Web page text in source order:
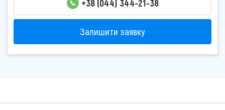
+38 (044) 344-21-38
Залишити заявку